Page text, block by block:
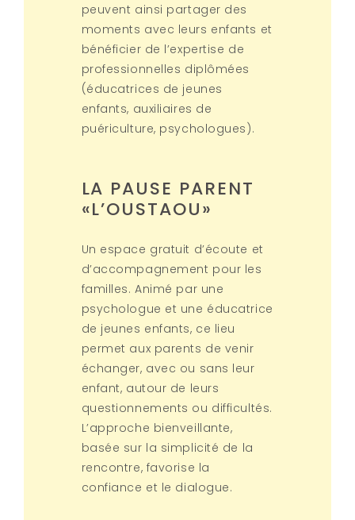
04 98 05 02 03 / 06 80 82 51
68
lesalludes@maisonenfance.fr
En savoir plus
Rue du Cours, Rougiers,
Alpes-Côte d'Azur,
Metropolitan France, 83170,
France
7h30-18h30
04 94 77 26 67 / 06 80 34 25
70
leiminos@maisonenfance.fr
En savoir plus
peuvent ainsi partager des
moments avec leurs enfants et
bénéficier de l’expertise de
professionnelles diplômées
(éducatrices de jeunes
enfants, auxiliaires de
puériculture, psychologues).
LA PAUSE PARENT
«L’OUSTAOU»
Un espace gratuit d’écoute et
d’accompagnement pour les
familles. Animé par une
psychologue et une éducatrice
de jeunes enfants, ce lieu
permet aux parents de venir
échanger, avec ou sans leur
enfant, autour de leurs
questionnements ou difficultés.
L’approche bienveillante,
basée sur la simplicité de la
rencontre, favorise la
confiance et le dialogue.